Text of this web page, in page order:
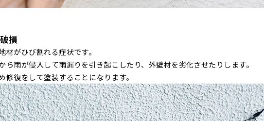
損
材がひび割れる症状です。
ら雨が侵入して雨漏りを引き起こしたり、外壁材を劣化させたりします。
修復をして塗装することになります。